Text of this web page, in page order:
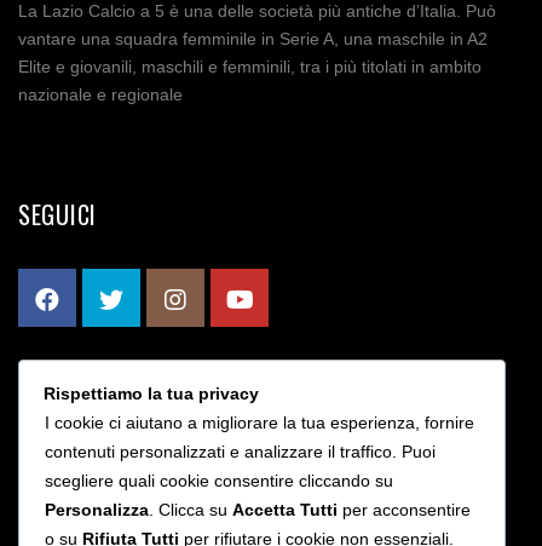
La Lazio Calcio a 5 è una delle società più antiche d’Italia. Può
vantare una squadra femminile in Serie A, una maschile in A2
Elite e giovanili, maschili e femminili, tra i più titolati in ambito
nazionale e regionale
SEGUICI
CONTATTI
Via Bruno Rizzieri 203 - Roma
info@sslaziocalcioa5.it
Rispettiamo la tua privacy
I cookie ci aiutano a migliorare la tua esperienza, fornire
contenuti personalizzati e analizzare il traffico. Puoi
scegliere quali cookie consentire cliccando su
Personalizza . Clicca su Accetta Tutti per acconsentire
o su Rifiuta Tutti per rifiutare i cookie non essenziali.